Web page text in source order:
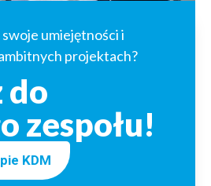
umiejętności i
projektach?
do
zespołu!
KDM